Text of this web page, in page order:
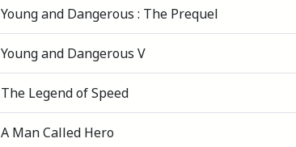
Young and Dangerous : The Prequel
Young and Dangerous V
The Legend of Speed
A Man Called Hero